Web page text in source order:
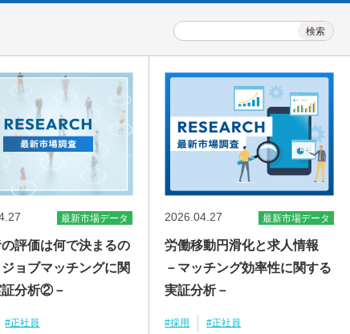
最新市場データ
評価は何で決まるの
ョブマッチングに関
証分析②－
#正社員
2026.04.27 最新市場データ
労働移動円滑化と求人情報
－マッチング効率性に関する
実証分析－
#採用 #正社員